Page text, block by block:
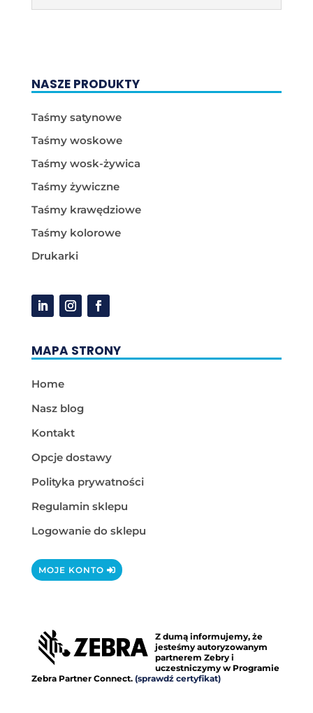
NASZE PRODUKTY
Taśmy satynowe
Taśmy woskowe
Taśmy wosk-żywica
Taśmy żywiczne
Taśmy krawędziowe
Taśmy kolorowe
Drukarki
MAPA STRONY
Home
Nasz blog
Kontakt
Opcje dostawy
Polityka prywatności
Regulamin sklepu
Logowanie do sklepu
MOJE KONTO
Z dumą informujemy, że
jesteśmy autoryzowanym
partnerem Zebry i
uczestniczymy w Programie
Zebra Partner Connect. (sprawdź certyfikat)